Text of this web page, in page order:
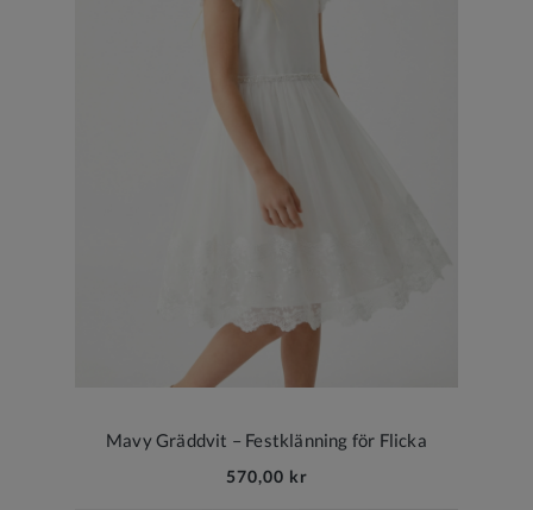
Mavy Gräddvit – Festklänning för Flicka
570,00 kr